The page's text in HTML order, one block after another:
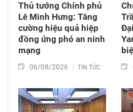
Thủ tướng Chính phủ
Lê Minh Hưng: Tăng
cường hiệu quả hiệp
đồng ứng phó an ninh
mạng
06/08/2026 TIN TỨC